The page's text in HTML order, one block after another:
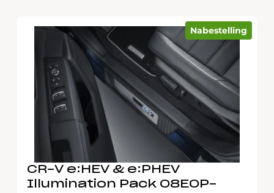
Nabestelling
CR-V e:HEV & e:PHEV
Illumination Pack 08E0P-